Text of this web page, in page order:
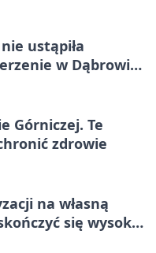
ustąpiła
w Dąbrowie
Górniczej. Te
zdrowie
na własną
się wysoką